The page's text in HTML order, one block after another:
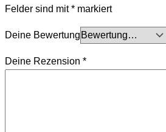
Felder sind mit* markiert
Deine Bewertung
Deine Rezension *